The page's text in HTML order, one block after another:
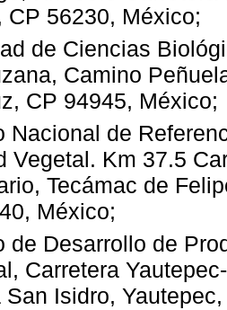
CP 56230, México;
de Ciencias
Camino
CP 94945, México;
Nacional de
Vegetal. Km 37.5
Tecámac de
México;
de Desarrollo de
Carretera
San Isidro,